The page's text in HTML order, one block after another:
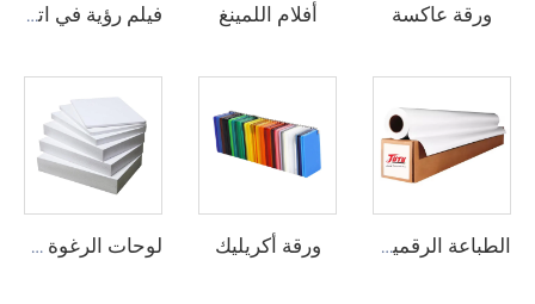
ورقة عاكسة أفلام اللمينغ فيلم رؤية في اتجاه واحد
الطباعة الرقمية الفينيل ورقة أكريليك لوحات الرغوة من البيوفيك